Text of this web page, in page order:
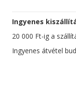
Ingyenes
20 000 Ft-ig a
Ingyenes átvétel